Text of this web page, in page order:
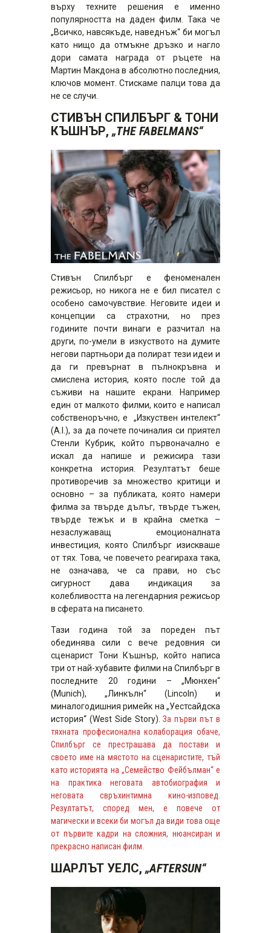
върху техните решения е именно
популярността на даден филм. Така че
„Всичко, навсякъде, наведнъж“ би могъл
като нищо да отмъкне дръзко и нагло
дори самата награда от ръцете на
Мартин Макдона в абсолютно последния,
ключов момент. Стискаме палци това да
не се случи.
СТИВЪН СПИЛБЪРГ & ТОНИ
КЪШНЪР, „THE FABELMANS“
Стивън Спилбърг е феноменален
режисьор, но никога не е бил писател с
особено самочувствие. Неговите идеи и
концепции са страхотни, но през
годините почти винаги е разчитал на
други, по-умели в изкуството на думите
негови партньори да полират тези идеи и
да ги превърнат в пълнокръвна и
смислена история, която после той да
съживи на нашите екрани. Например
един от малкото филми, които е написал
собственоръчно, е „Изкуствен интелект“
(A.I.), за да почете починалия си приятел
Стенли Кубрик, който първоначално е
искал да напише и режисира тази
конкретна история. Резултатът беше
противоречив за множество критици и
основно – за публиката, която намери
филма за твърде дълъг, твърде тъжен,
твърде тежък и в крайна сметка –
незаслужаващ емоционалната
инвестиция, която Спилбърг изискваше
от тях. Това, че повечето реагираха така,
не означава, че са прави, но със
сигурност дава индикация за
колебливостта на легендарния режисьор
в сферата на писането.
Тази година той за пореден път
обединява сили с вече редовния си
сценарист Тони Къшнър, който написа
три от най-хубавите филми на Спилбърг в
последните 20 години – „Мюнхен“
(Munich), „Линкълн“ (Lincoln) и
миналогодишния римейк на „Уестсайдска
история“ (West Side Story).За първи път в
тяхната професионална колаборация обаче,
Спилбърг се престрашава да постави и
своето име на мястото на сценаристите, тъй
като историята на „Семейство Фейбълман“ е
на практика неговата автобиография и
неговата свръхинтимна кино-изповед.
Резултатът, според мен, е повече от
магически и всеки би могъл да види това още
от първите кадри на сложния, нюансиран и
прекрасно написан филм.
ШАРЛЪТ УЕЛС, „AFTERSUN“